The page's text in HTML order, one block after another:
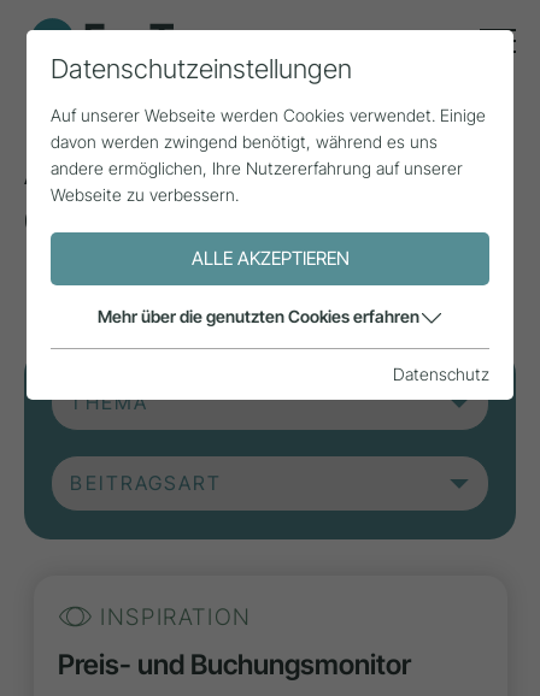
Aktuelle Beiträge aus
der Forschung, Praxis
und aus Projekten.
INSPIRATION
Preis- und Buchungsmonitor
Datenschutzeinstellungen
Auf unserer Webseite werden Cookies verwendet. Einige
davon werden zwingend benötigt, während es uns
andere ermöglichen, Ihre Nutzererfahrung auf unserer
Webseite zu verbessern.
ALLE AKZEPTIEREN
Mehr über die genutzten Cookies erfahren
Datenschutz